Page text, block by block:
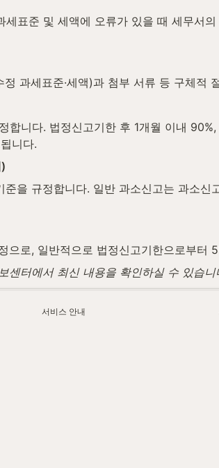
표준 및 세액에 오류가 있을 때 세무서
과세표준·세액)과 첨부 서류 등 구체적
니다. 법정신고기한 후 1개월 이내
니다.
을 규정합니다. 일반 과소신고는 과소신
로, 일반적으로 법정신고기한으로부터
센터에서 최신 내용을 확인하실 수 있습니
께 살펴드립니다.
서비스 안내